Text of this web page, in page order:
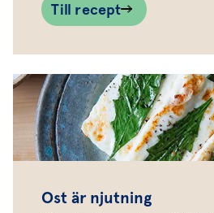
Till recept
Ost är njutning